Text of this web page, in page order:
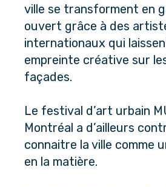
ville se transforment en
ouvert grâce à des
internationaux qui
empreinte créative sur
façades.
Le festival d’art urbain
Montréal a d’ailleurs
connaitre la ville comme
en la matière.